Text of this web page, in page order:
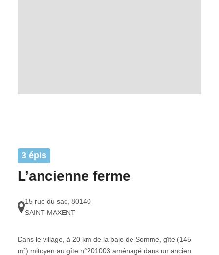
3 épis
L’ancienne ferme
15 rue du sac, 80140
SAINT-MAXENT
Dans le village, à 20 km de la baie de Somme, gîte (145
m²) mitoyen au gîte n°201003 aménagé dans un ancien